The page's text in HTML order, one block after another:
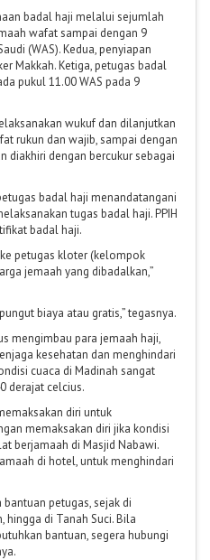
badal haji melalui sejumlah
wafat sampai dengan 9
(WAS). Kedua, penyiapan
Makkah. Ketiga, petugas badal
pukul 11.00 WAS pada 9
wukuf dan dilanjutkan
rukun dan wajib, sampai dengan
diakhiri dengan bercukur sebagai
badal haji menandatangani
tugas badal haji. PPIH
badal haji.
petugas kloter (kelompok
jemaah yang dibadalkan,”
biaya atau gratis,” tegasnya.
mengimbau para jemaah haji,
kesehatan dan menghindari
cuaca di Madinah sangat
derajat celcius.
diri untuk
memaksakan diri jika kondisi
berjamaah di Masjid Nabawi.
di hotel, untuk menghindari
petugas, sejak di
hingga di Tanah Suci. Bila
bantuan, segera hubungi